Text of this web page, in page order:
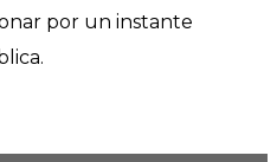
por un instante